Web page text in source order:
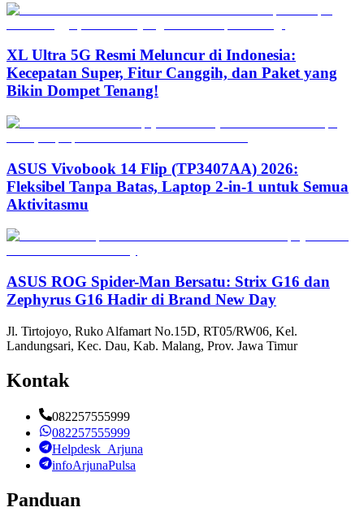
XL Ultra 5G Resmi Meluncur di Indonesia:
Kecepatan Super, Fitur Canggih, dan Paket yang
Bikin Dompet Tenang!
ASUS Vivobook 14 Flip (TP3407AA) 2026:
Fleksibel Tanpa Batas, Laptop 2-in-1 untuk Semua
Aktivitasmu
ASUS ROG Spider-Man Bersatu: Strix G16 dan
Zephyrus G16 Hadir di Brand New Day
Jl. Tirtojoyo, Ruko Alfamart No.15D, RT05/RW06, Kel.
Landungsari, Kec. Dau, Kab. Malang, Prov. Jawa Timur
Kontak
082257555999
082257555999
Helpdesk_Arjuna
infoArjunaPulsa
Panduan